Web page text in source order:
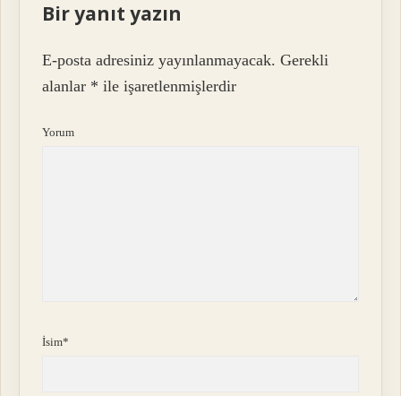
Bir yanıt yazın
E-posta adresiniz yayınlanmayacak. Gerekli
alanlar * ile işaretlenmişlerdir
Yorum
İsim*